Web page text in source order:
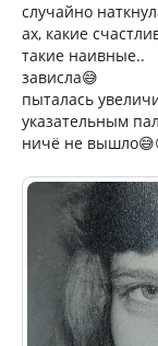
случайно
ах, какие
такие наивные..
зависла😅
пыталась
указательным
ничё не